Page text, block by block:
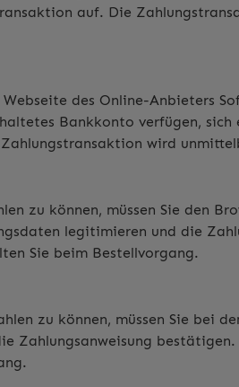
auf. Die
des Online-Anbieters
Bankkonto verfügen,
wird
zu können, müssen Sie den
legitimieren und die
Sie beim Bestellvorgang.
zu können, müssen Sie
Zahlungsanweisung